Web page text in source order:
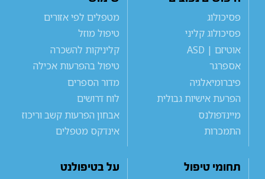
פסיכולוג
פסיכולוג קליני
אוטיזם | ASD
אספרגר
פיברומיאלגיה
הפרעת אישיות גבולית
מיינדפולנס
התמכרות
מטפלים לפי אזורים
טיפול מוזל
קליניקות להשכרה
טיפול בהפרעות אכילה
מדור הספרים
לוח דרושים
אבחון הפרעות קשב וריכוז
אינדקס מטפלים
תחומי טיפול
על בטיפולנט